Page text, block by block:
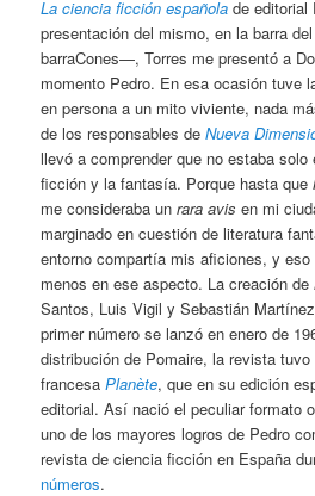
La ciencia ficción española de editorial
presentación del mismo, en la barra
barraCones—, Torres me presentó a
momento Pedro. En esa ocasión tuve
en persona a un mito viviente, nada
de los responsables deNueva
llevó a comprender que no estaba
ficción y la fantasía. Porque hasta que
me consideraba unrara avis en mi
marginado en cuestión de literatura
entorno compartía mis aficiones, y
menos en ese aspecto. La creación de
Santos, Luis Vigil y Sebastián
primer número se lanzó en enero de
distribución de Pomaire, la revista
francesaPlanète, que en su edición
editorial. Así nació el peculiar formato
uno de los mayores logros de Pedro
revista de ciencia ficción en España
números.